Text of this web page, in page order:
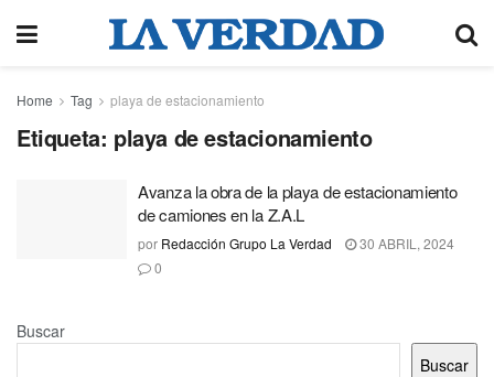
Home Tag playa de estacionamiento
Etiqueta: playa de estacionamiento
Avanza la obra de la playa de estacionamiento
de camiones en la Z.A.L
por Redacción Grupo La Verdad
30 ABRIL, 2024
0
Buscar
Buscar